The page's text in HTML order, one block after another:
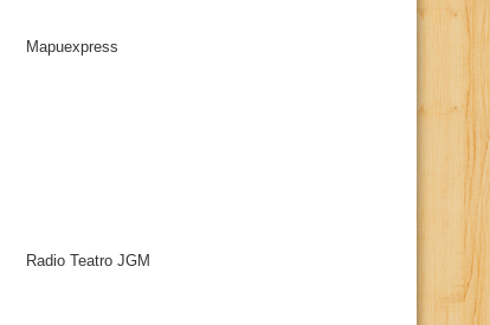
Mapuexpress
Radio Teatro JGM